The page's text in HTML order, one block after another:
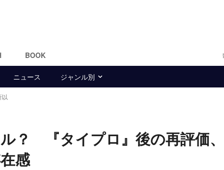
BOOK
ニュース ジャンル別
？ 『タイプロ』後の再評価
感